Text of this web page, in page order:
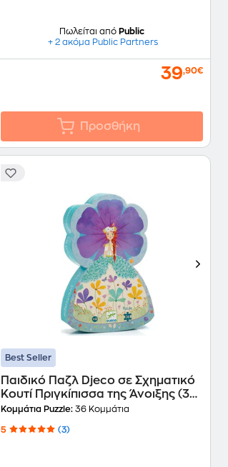
Πωλείται από Public
+ 2 ακόμα Public Partners
39,90€
Προσθήκη
Best Seller
Παιδικό Παζλ Djeco σε Σχηματικό
Κουτί Πριγκίπισσα της Άνοιξης (36
Κομμάτια)
Κομμάτια Puzzle:36 Κομμάτια
5 (3)